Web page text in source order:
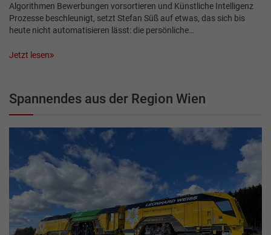
Algorithmen Bewerbungen vorsortieren und Künstliche Intelligenz
Prozesse beschleunigt, setzt Stefan Süß auf etwas, das sich bis
heute nicht automatisieren lässt: die persönliche…
Jetzt lesen
Spannendes aus der Region Wien